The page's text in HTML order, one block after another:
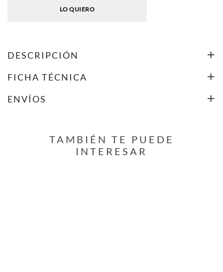
LO QUIERO
DESCRIPCIÓN
FICHA TÉCNICA
ENVÍOS
TAMBIÉN TE PUEDE
INTERESAR